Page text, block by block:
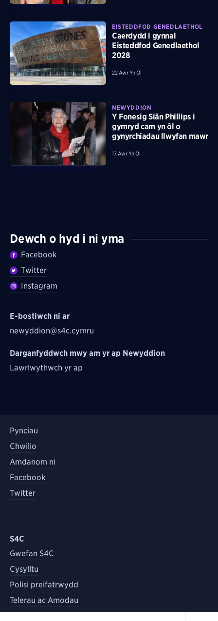
EISTEDDFOD GENEDLAETHOL
Caerdydd i gynnal
Eisteddfod Genedlaethol
2028
22 Awr Yn Ôl
NEWYDDION
Y Fonesig Siân Phillips i
gymryd cam yn ôl o
gynyrchiadau llwyfan mawr
17 Awr Yn Ôl
Dewch o hyd i ni yma
Facebook
Twitter
Instagram
E-bostiwch ni ar
newyddion@s4c.cymru
Darganfyddwch mwy am yr ap Newyddion
Lawrlwythwch yr ap
Pynciau
Chwilio
Amdanom ni
Facebook
Twitter
S4C
Gwefan S4C
Cysylltu
Polisi preifatrwydd
Telerau ac Amodau